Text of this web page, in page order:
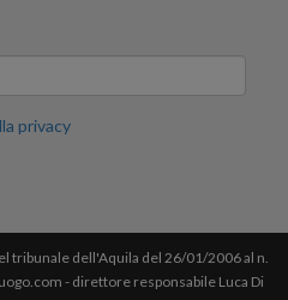
privacy
tribunale dell'Aquila del 26/01/2006 al n.
- direttore responsabile Luca Di